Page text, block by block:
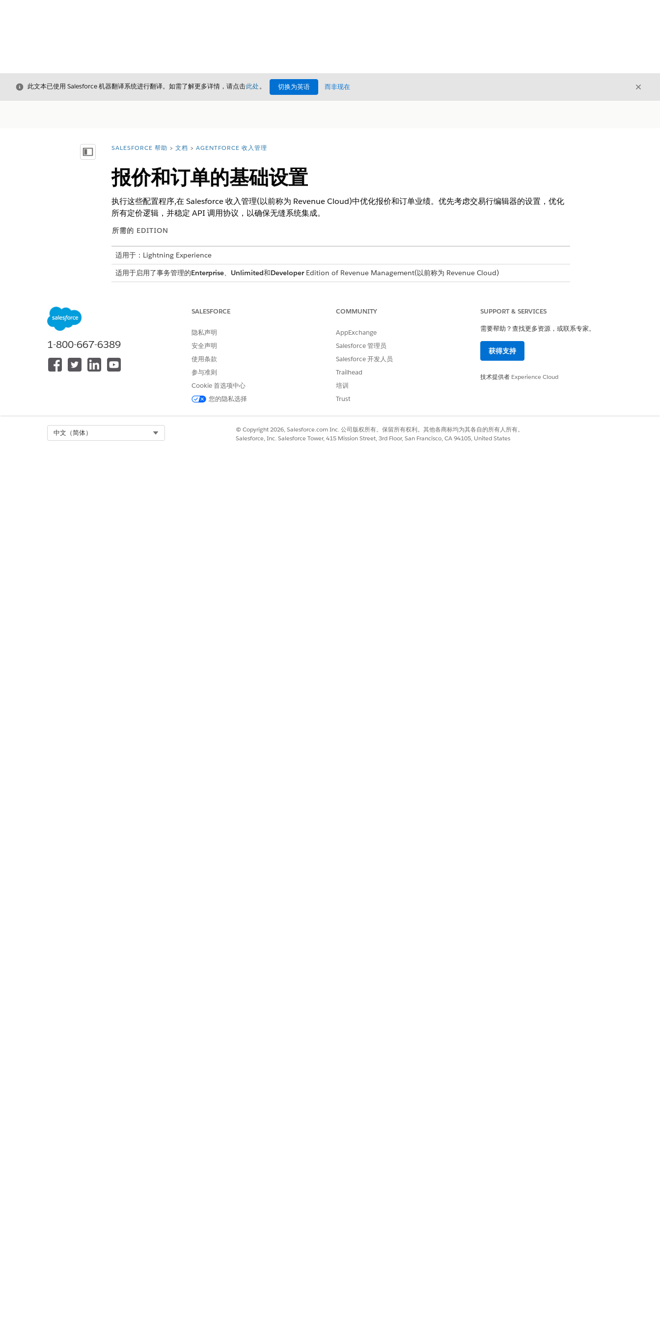
关闭
此文本已使用 Salesforce 机器翻译系统进行翻译。如需了解更多详情，请点击此处。 切换为英语 而非现在 关闭
显示目录 您在此处：
SALESFORCE 帮助 文档 AGENTFORCE 收入管理
报价和订单的基础设置
执行这些配置程序,在 Salesforce收入管理(以前称为 Revenue Cloud)中优化报价和订单业绩。优先考虑交易行编辑器的设置，优化
所有定价逻辑，并稳定 API 调用协议，以确保无缝系统集成。
所需的 EDITION
适用于：Lightning Experience
适用于启用了事务管理的Enterprise、 Unlimited和DeveloperEdition of Revenue Management(以前称为 Revenue Cloud)
通过自定义事务管理可视元素和操作，个性化销售和合作伙伴体验。使用这些步骤来优化界面和简化工作流。
管理报价和订单生命周期操作
销售代表使用专门操作来复制记录、调整定价和应用商定的条款来简化交易生命周期。这些工具确保建议书的一致性，并帮助销售代表高效管理复杂
配置提取产品提及模板
中，消除了手动数据输入。
运行这些配置程序，以在
优化报价管理生命周期和文档生成。优先考虑报价行项目导入和业务机会同步的设置，以加快记录创建，同时保
持整个销售渠道的数据一致。通过稳定这些基础数据流，您可以确保捆绑包和属性等复杂元素从初步报价准确过渡到最终订单。
1-800-667-6389
SALESFORCE
隐私声明
安全声明
使用条款
参与准则
Cookie 首选项中心
您的隐私选择
COMMUNITY
AppExchange
Salesforce 管理员
Salesforce 开发人员
Trailhead
培训
Trust
SUPPORT & SERVICES
需要帮助？查找更多资源，或联系专家。
获得支持
技术提供者 Experience Cloud
中文（简体）
© Copyright 2026, Salesforce.com Inc. 公司版权所有。保留所有权利。其他各商标均为其各自的所有人所有。
Salesforce, Inc. Salesforce Tower, 415 Mission Street, 3rd Floor, San Francisco, CA 94105, United States